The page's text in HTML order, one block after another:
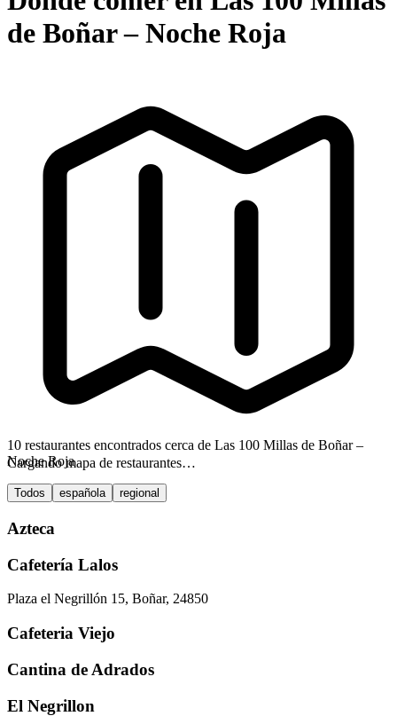
de Boñar – Noche Roja
Cargando mapa de restaurantes…
10 restaurantes encontrados cerca de Las 100 Millas de Boñar –
Noche Roja
Todos española regional
Azteca
Cafetería Lalos
Plaza el Negrillón 15, Boñar, 24850
Cafeteria Viejo
Cantina de Adrados
El Negrillon